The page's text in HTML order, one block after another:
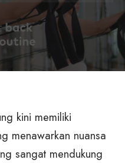
kini memiliki
menawarkan nuansa
sangat mendukung